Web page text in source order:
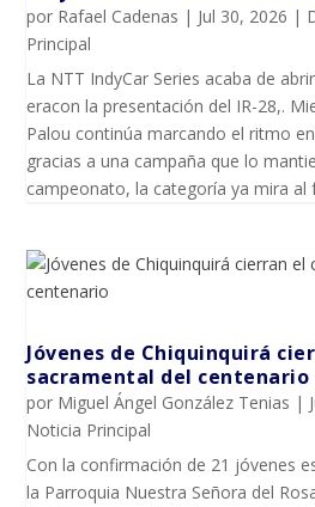
por Rafael Cadenas | Jul 30, 2026 |
Principal
La NTT IndyCar Series acaba de
eracon la presentación del IR-28,.
Palou continúa marcando el ritmo
gracias a una campaña que lo
campeonato, la categoría ya mira al
Jóvenes de Chiquinquirá
sacramental del centenario
por Miguel Ángel González Tenias |
Noticia Principal
Con la confirmación de 21 jóvenes
la Parroquia Nuestra Señora del